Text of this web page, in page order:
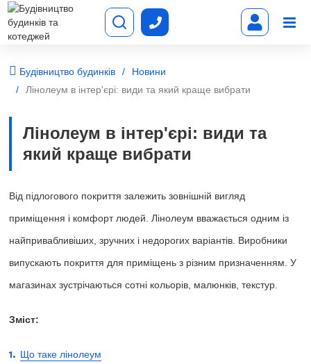
Будівництво будинків
Новини
Лінолеум в інтер'єрі: види та який краще вибрати
Лінолеум в інтер'єрі: види та
який краще вибрати
Від підлогового покриття залежить зовнішній вигляд
приміщення і комфорт людей. Лінолеум вважається одним із
найпривабливіших, зручних і недорогих варіантів. Виробники
випускають покриття для приміщень з різним призначенням. У
магазинах зустрічаються сотні кольорів, малюнків, текстур.
Зміст:
Що таке лінолеум